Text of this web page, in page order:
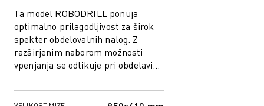
Ta model ROBODRILL ponuja
optimalno prilagodljivost za širok
spekter obdelovalnih nalog. Z
razširjenim naborom možnosti
vpenjanja se odlikuje pri obdelavi
za panog...